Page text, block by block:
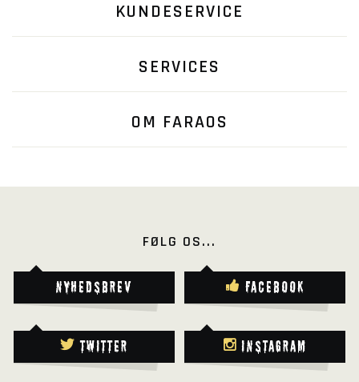
KUNDESERVICE
SERVICES
OM FARAOS
FØLG OS...
Nyhedsbrev Facebook
Twitter Instagram